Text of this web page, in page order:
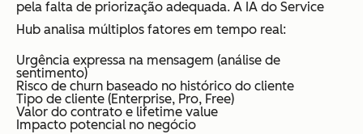
pela falta de priorização adequada. A IA do Service
Hub analisa múltiplos fatores em tempo real:
Urgência expressa na mensagem (análise de
sentimento)
Risco de churn baseado no histórico do cliente
Tipo de cliente (Enterprise, Pro, Free)
Valor do contrato e lifetime value
Impacto potencial no negócio